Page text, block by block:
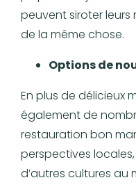
peuvent siroter
de la même chose.
Options de
En plus de délicieux
également de
restauration bon
perspectives
d’autres cultures au